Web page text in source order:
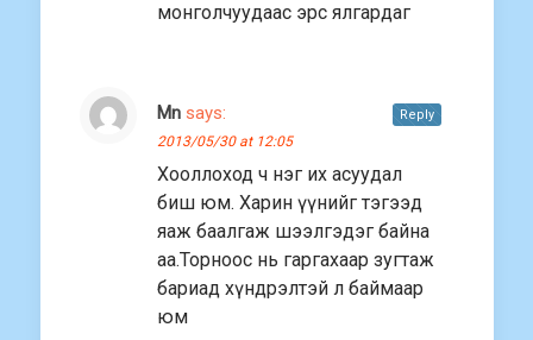
монголчуудаас эрс ялгардаг
Mn says:
2013/05/30 at 12:05
Хооллоход ч нэг их асуудал
биш юм. Харин үүнийг тэгээд
яаж баалгаж шээлгэдэг байна
аа.Торноос нь гаргахаар зугтаж
бариад хүндрэлтэй л баймаар
юм
Reply